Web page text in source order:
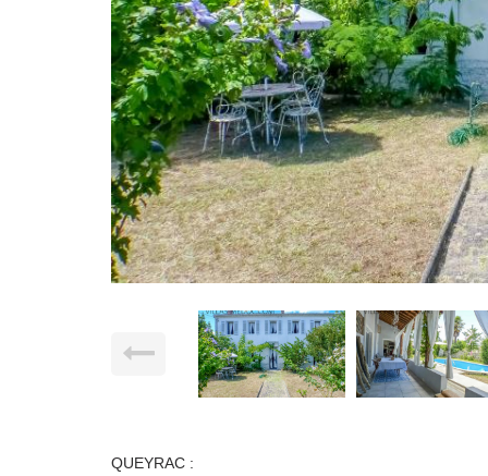
QUEYRAC :